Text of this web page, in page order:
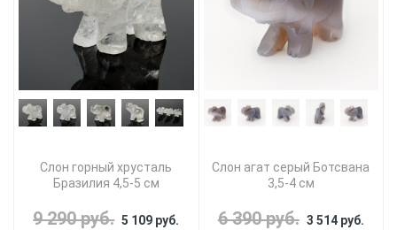
Слон горный хрусталь
Бразилия 4,5-5 см
9 290 руб. 5 109 руб.
Слон агат серый Ботсвана
3,5-4 см
6 390 руб. 3 514 руб.